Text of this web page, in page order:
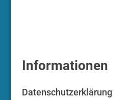
Informationen
Datenschutzerklärung